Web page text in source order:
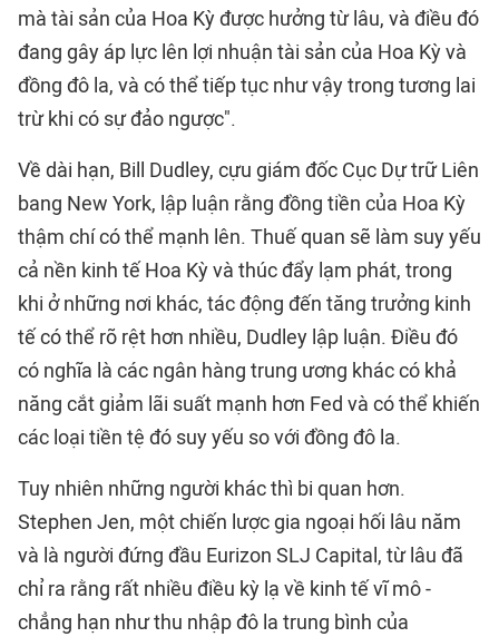
mà tài sản của Hoa Kỳ được hưởng từ lâu, và điều đó
đang gây áp lực lên lợi nhuận tài sản của Hoa Kỳ và
đồng đô la, và có thể tiếp tục như vậy trong tương lai
trừ khi có sự đảo ngược".
Về dài hạn, Bill Dudley, cựu giám đốc Cục Dự trữ Liên
bang New York, lập luận rằng đồng tiền của Hoa Kỳ
thậm chí có thể mạnh lên. Thuế quan sẽ làm suy yếu
cả nền kinh tế Hoa Kỳ và thúc đẩy lạm phát, trong
khi ở những nơi khác, tác động đến tăng trưởng kinh
tế có thể rõ rệt hơn nhiều, Dudley lập luận. Điều đó
có nghĩa là các ngân hàng trung ương khác có khả
năng cắt giảm lãi suất mạnh hơn Fed và có thể khiến
các loại tiền tệ đó suy yếu so với đồng đô la.
Tuy nhiên những người khác thì bi quan hơn.
Stephen Jen, một chiến lược gia ngoại hối lâu năm
và là người đứng đầu Eurizon SLJ Capital, từ lâu đã
chỉ ra rằng rất nhiều điều kỳ lạ về kinh tế vĩ mô -
chẳng hạn như thu nhập đô la trung bình của